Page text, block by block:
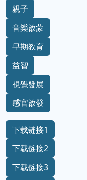
親子
音樂啟蒙
早期教育
益智
視覺發展
感官啟發
下载链接1
下载链接2
下载链接3